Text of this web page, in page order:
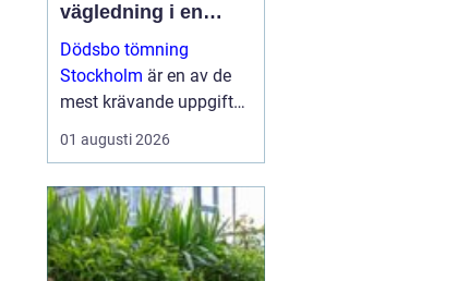
vägledning i en
känslig situation
Dödsbo tömning
Stockholm är en av de
mest krävande uppgifter
som närstående kan
ställas inför, både
01 augusti 2026